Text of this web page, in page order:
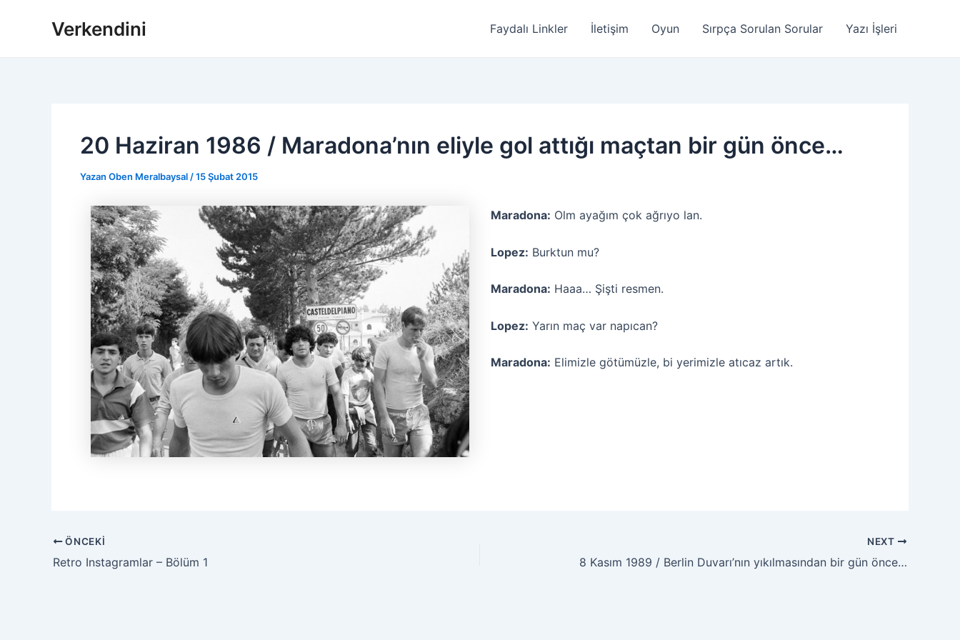
Verkendini Faydalı Linkler İletişim Oyun Sırpça Sorulan Sorular Yazı İşleri
20 Haziran 1986 / Maradona’nın eliyle gol attığı maçtan bir gün önce…
Yazan Oben Meralbaysal /15 Şubat 2015
Maradona: Olm ayağım çok ağrıyo lan.
Lopez: Burktun mu?
Maradona: Haaa… Şişti resmen.
Lopez: Yarın maç var napıcan?
Maradona: Elimizle götümüzle, bi yerimizle atıcaz artık.
Yazı
dolaşımı
ÖNCEKI
Retro Instagramlar – Bölüm 1
NEXT
8 Kasım 1989 / Berlin Duvarı’nın yıkılmasından bir gün önce…